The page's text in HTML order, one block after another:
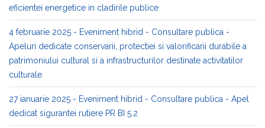
eficientei energetice in cladirile publice
4 februarie 2025 - Eveniment hibrid - Consultare publica -
Apeluri dedicate conservarii, protectiei si valorificarii durabile a
patrimoniului cultural si a infrastructurilor destinate activitatilor
culturale
27 ianuarie 2025 - Eveniment hibrid - Consultare publica - Apel
dedicat sigurantei rutiere PR BI 5.2